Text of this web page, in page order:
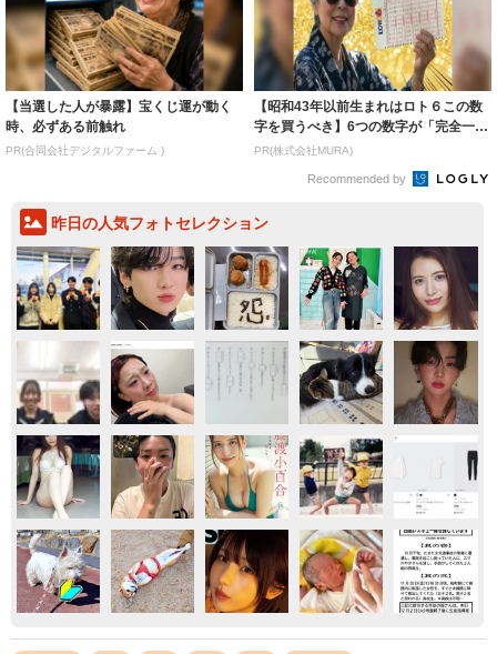
【当選した人が暴露】宝くじ運が動く
時、必ずある前触れ
PR(合同会社デジタルファーム )
【昭和43年以前生まれはロト６この数
字を買うべき】6つの数字が「完全一
致」する方...
PR(株式会社MURA)
Recommended by
昨日の人気フォトセレクション